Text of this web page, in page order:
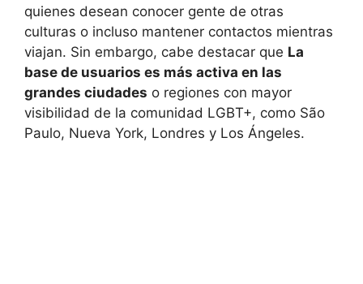
quienes desean conocer gente de otras
culturas o incluso mantener contactos mientras
viajan. Sin embargo, cabe destacar que La
base de usuarios es más activa en las
grandes ciudades o regiones con mayor
visibilidad de la comunidad LGBT+, como São
Paulo, Nueva York, Londres y Los Ángeles.